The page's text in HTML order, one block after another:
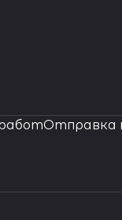
Отправка